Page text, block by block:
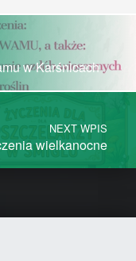
w Karśnicach
NEXT WPIS
wielkanocne